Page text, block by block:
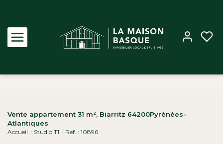
Louer
Vente appartement 31 m², Biarritz 64200Pyrénées-
Atlantiques
Accueil Studio T1 Ref. : 10896